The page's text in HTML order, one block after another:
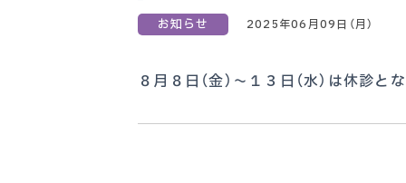
お知らせ 2025年06月09日（月）
８月８日（金）～１３日（水）は休診と